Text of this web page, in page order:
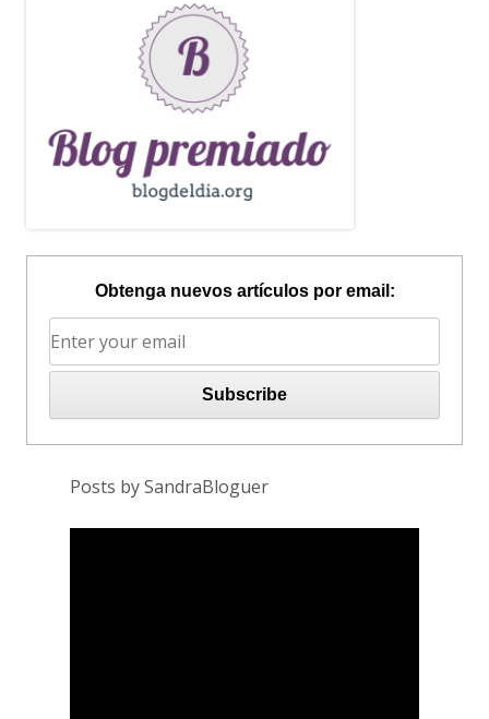
Obtenga nuevos artículos por email:
Posts by SandraBloguer